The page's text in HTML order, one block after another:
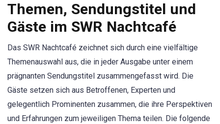
Themen, Sendungstitel und
Gäste im SWR Nachtcafé
Das SWR Nachtcafé zeichnet sich durch eine vielfältige
Themenauswahl aus, die in jeder Ausgabe unter einem
prägnanten Sendungstitel zusammengefasst wird. Die
Gäste setzen sich aus Betroffenen, Experten und
gelegentlich Prominenten zusammen, die ihre Perspektiven
und Erfahrungen zum jeweiligen Thema teilen. Die folgende